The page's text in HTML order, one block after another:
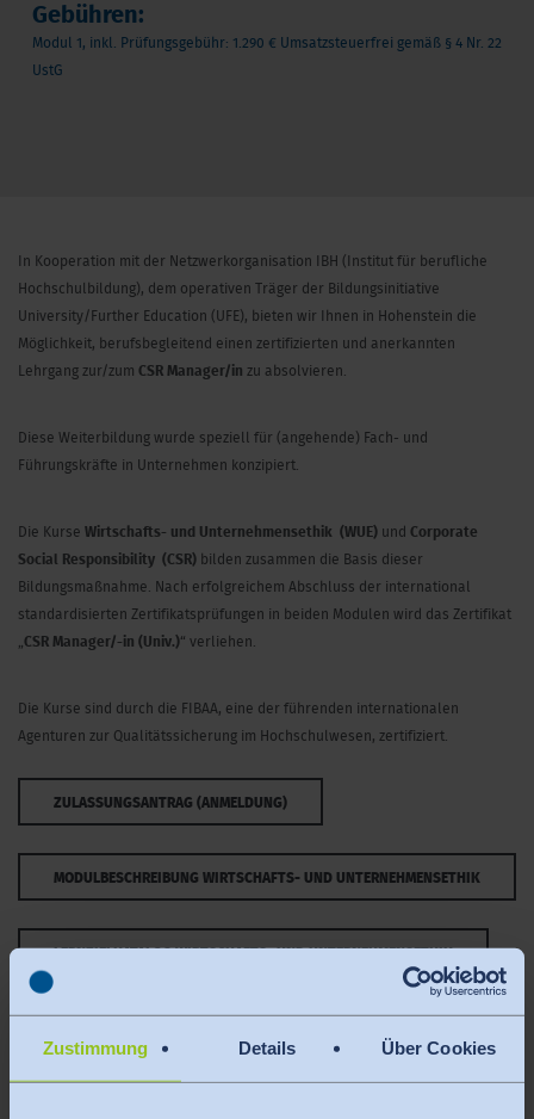
Zustimmung Details Über Cookies
Gebühren:
Modul 1, inkl. Prüfungsgebühr: 1.290 € Umsatzsteuerfrei gemäß § 4 Nr. 22
UstG
In Kooperation mit der Netzwerkorganisation IBH (Institut für berufliche
Hochschulbildung), dem operativen Träger der Bildungsinitiative
University/Further Education (UFE), bieten wir Ihnen in Hohenstein die
Möglichkeit, berufsbegleitend einen zertifizierten und anerkannten
Lehrgang zur/zum CSR Manager/in zu absolvieren.
Diese Weiterbildung wurde speziell für (angehende) Fach- und
Führungskräfte in Unternehmen konzipiert.
Die Kurse Wirtschafts- und Unternehmensethik (WUE) und Corporate
Social Responsibility (CSR) bilden zusammen die Basis dieser
Bildungsmaßnahme. Nach erfolgreichem Abschluss der international
standardisierten Zertifikatsprüfungen in beiden Modulen wird das Zertifikat
CSR Manager/-in (Univ.)“ verliehen.
Die Kurse sind durch die FIBAA, eine der führenden internationalen
Agenturen zur Qualitätssicherung im Hochschulwesen, zertifiziert.
ZULASSUNGSANTRAG (ANMELDUNG)
MODULBESCHREIBUNG WIRTSCHAFTS- UND UNTERNEHMENSETHIK
LERNZIELKATALOG WIRTSCHAFTS- UND UNTERNEHMENSETHIK
Aufbau
Jeder Kurs besitzt einen Workload von 150 Stunden